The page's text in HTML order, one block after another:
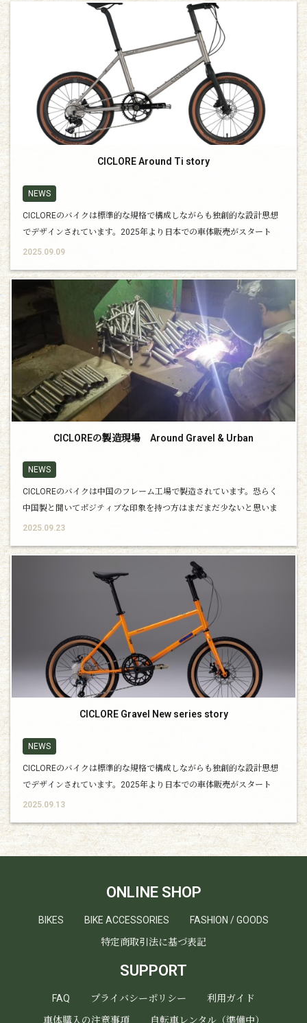
CICLORE Around Ti story
NEWS
CICLOREのバイクは標準的な規格で構成しながらも独創的な設計思想
でデザインされています。2025年より日本での車体販売がスタート
し、実際に車体に触れて頂く機会も増えてきていますが、まだまだブ
2025.09.09
CICLOREの製造現場 Around Gravel & Urban
NEWS
CICLOREのバイクは中国のフレーム工場で製造されています。恐らく
中国製と聞いてポジティブな印象を持つ方はまだまだ少ないと思いま
すが、実のところ実態が良く分からずステレオタイプな思い込みが多
2025.09.23
CICLORE Gravel New series story
NEWS
CICLOREのバイクは標準的な規格で構成しながらも独創的な設計思想
でデザインされています。2025年より日本での車体販売がスタート
し、実際に車体に触れて頂く機会も増えてきていますが、まだまだブ
2025.09.13
ONLINE SHOP
BIKES BIKE ACCESSORIES
FASHION / GOODS
特定商取引法に基づ表記
SUPPORT
FAQ プライバシーポリシー
利用ガイド
車体購入の注意事項
自転車レンタル（準備中）